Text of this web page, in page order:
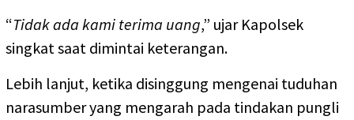
“Tidak ada kami terima uang,” ujar Kapolsek
singkat saat dimintai keterangan.
Lebih lanjut, ketika disinggung mengenai tuduhan
narasumber yang mengarah pada tindakan pungli